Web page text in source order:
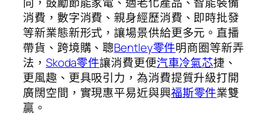
消費，數字消費、親身經歷消費、即時批發
等新業態新形式，讓場景供給更多元。直播
帶貨、跨境購、聰Bentley零件明商圈等新弄
法， Skoda零件讓消費更便汽車冷氣芯捷、
更風趣、更具吸引力，為消費提質升級打開
廣闊空間，實現惠平易近與興福斯零件業雙
贏。